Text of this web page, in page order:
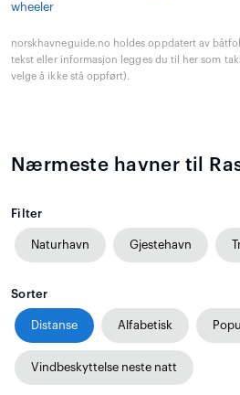
wheeler
norskhavneguide.no holdes oppdatert av
tekst eller informasjon legges du til her som
velge å ikke stå oppført).
Nærmeste havner til
Filter
Naturhavn Gjestehavn
Sorter
Distanse Alfabetisk
Vindbeskyttelse neste natt